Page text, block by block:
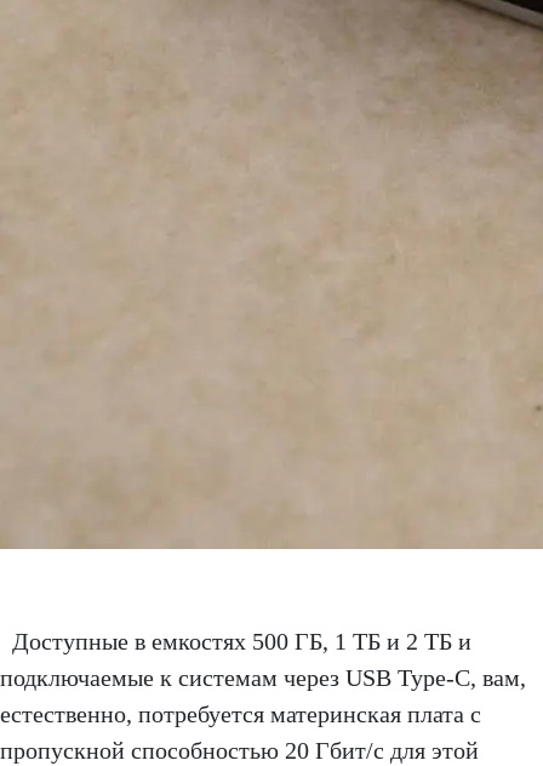
Доступные в емкостях 500 ГБ, 1 ТБ и 2 ТБ и
подключаемые к системам через USB Type-C, вам,
естественно, потребуется материнская плата с
пропускной способностью 20 Гбит/с для этой